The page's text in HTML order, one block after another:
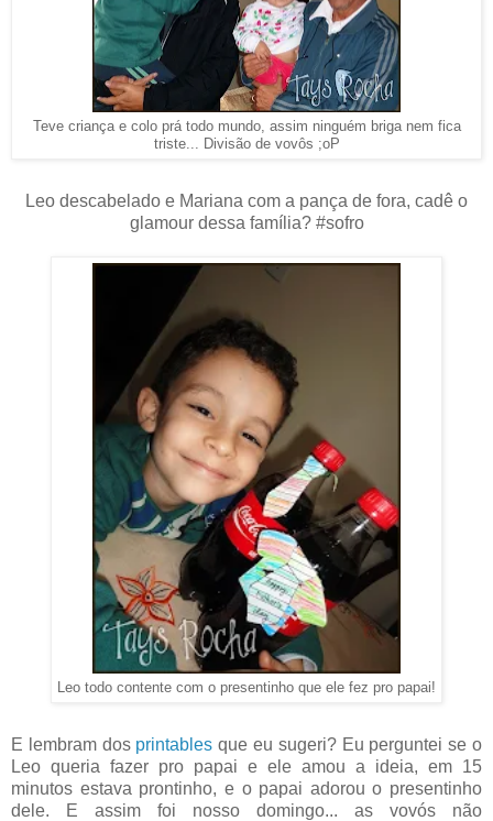
Teve criança e colo prá todo mundo, assim ninguém briga nem fica
triste... Divisão de vovôs ;oP
Leo descabelado e Mariana com a pança de fora, cadê o
glamour dessa família? #sofro
Leo todo contente com o presentinho que ele fez pro papai!
E lembram dos printables que eu sugeri? Eu perguntei se o
Leo queria fazer pro papai e ele amou a ideia, em 15
minutos estava prontinho, e o papai adorou o presentinho
dele. E assim foi nosso domingo... as vovós não